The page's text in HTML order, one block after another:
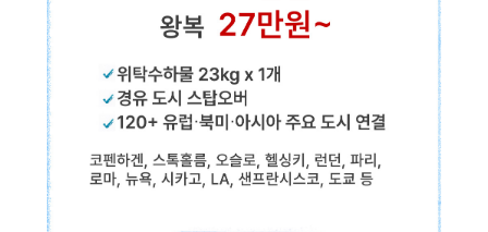
리스본, 포르투, 마드리드, 바르셀로나, 파리, 런던, 암스테르담, 취